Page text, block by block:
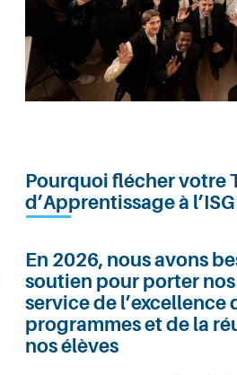
Pourquoi flécher votre
d’Apprentissage à l’ISG
En 2026, nous avons
soutien pour porter
service de l’excellence
programmes et de la
nos élèves